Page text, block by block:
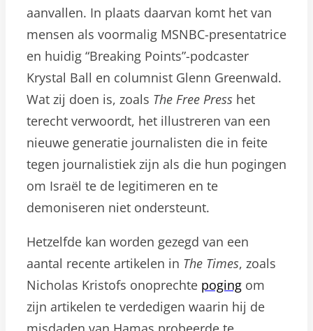
aanvallen. In plaats daarvan komt het van
mensen als voormalig MSNBC-presentatrice
en huidig “Breaking Points”-podcaster
Krystal Ball en columnist Glenn Greenwald.
Wat zij doen is, zoals The Free Press het
terecht verwoordt, het illustreren van een
nieuwe generatie journalisten die in feite
tegen journalistiek zijn als die hun pogingen
om Israël te de legitimeren en te
demoniseren niet ondersteunt.
Hetzelfde kan worden gezegd van een
aantal recente artikelen in The Times, zoals
Nicholas Kristofs onoprechte poging om
zijn artikelen te verdedigen waarin hij de